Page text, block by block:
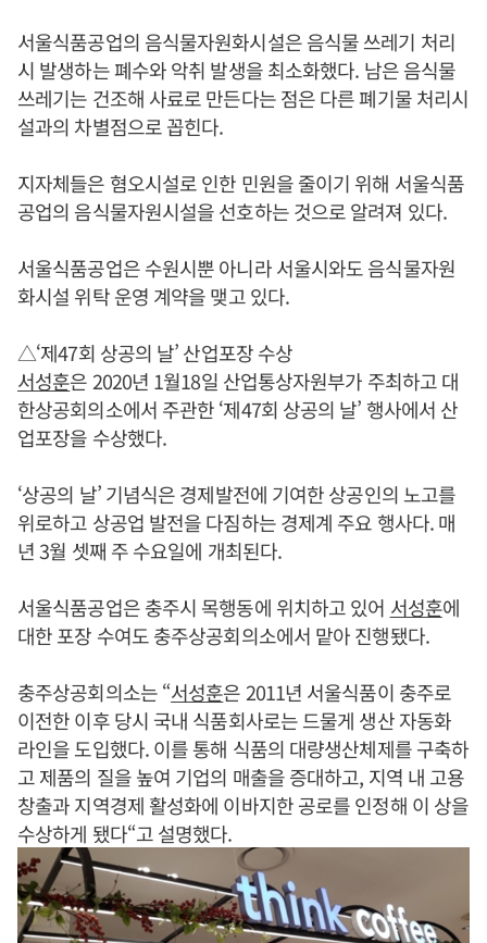
서울식품공업의 음식물자원화시설은 음식물 쓰레기 처리
시 발생하는 폐수와 악취 발생을 최소화했다. 남은 음식물
쓰레기는 건조해 사료로 만든다는 점은 다른 폐기물 처리시
설과의 차별점으로 꼽힌다.
지자체들은 혐오시설로 인한 민원을 줄이기 위해 서울식품
공업의 음식물자원시설을 선호하는 것으로 알려져 있다.
서울식품공업은 수원시뿐 아니라 서울시와도 음식물자원
화시설 위탁 운영 계약을 맺고 있다.
△‘제47회 상공의 날’ 산업포장 수상
서성훈은 2020년 1월18일 산업통상자원부가 주최하고 대
한상공회의소에서 주관한 ‘제47회 상공의 날’ 행사에서 산
업포장을 수상했다.
‘상공의 날’ 기념식은 경제발전에 기여한 상공인의 노고를
위로하고 상공업 발전을 다짐하는 경제계 주요 행사다. 매
년 3월 셋째 주 수요일에 개최된다.
서울식품공업은 충주시 목행동에 위치하고 있어 서성훈에
대한 포장 수여도 충주상공회의소에서 맡아 진행됐다.
충주상공회의소는 “서성훈은 2011년 서울식품이 충주로
이전한 이후 당시 국내 식품회사로는 드물게 생산 자동화
라인을 도입했다. 이를 통해 식품의 대량생산체제를 구축하
고 제품의 질을 높여 기업의 매출을 증대하고, 지역 내 고용
창출과 지역경제 활성화에 이바지한 공로를 인정해 이 상을
수상하게 됐다“고 설명했다.